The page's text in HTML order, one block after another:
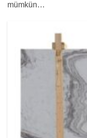
mümkün…